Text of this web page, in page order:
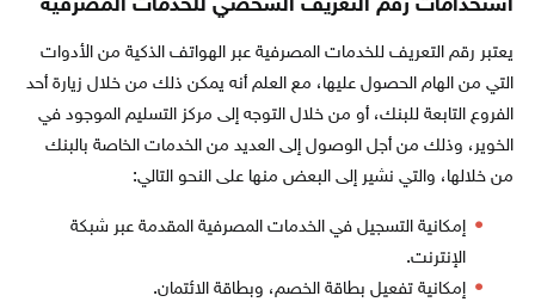
استخدامات رقم التعريف الشخصي للخدمات المصرفية
يعتبر رقم التعريف للخدمات المصرفية عبر الهواتف الذكية من الأدوات
التي من الهام الحصول عليها، مع العلم أنه يمكن ذلك من خلال زيارة أحد
الفروع التابعة للبنك، أو من خلال التوجه إلى مركز التسليم الموجود في
الخوير، وذلك من أجل الوصول إلى العديد من الخدمات الخاصة بالبنك
من خلالها، والتي نشير إلى البعض منها على النحو التالي:
إمكانية التسجيل في الخدمات المصرفية المقدمة عبر شبكة
الإنترنت.
إمكانية تفعيل بطاقة الخصم، وبطاقة الائتمان.